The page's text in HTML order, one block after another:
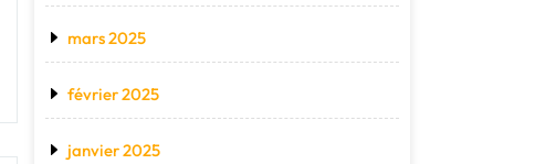
mars 2025
février 2025
janvier 2025